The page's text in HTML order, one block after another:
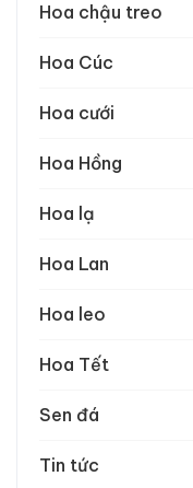
Hoa chậu treo
Hoa Cúc
Hoa cưới
Hoa Hồng
Hoa lạ
Hoa Lan
Hoa leo
Hoa Tết
Sen đá
Tin tức